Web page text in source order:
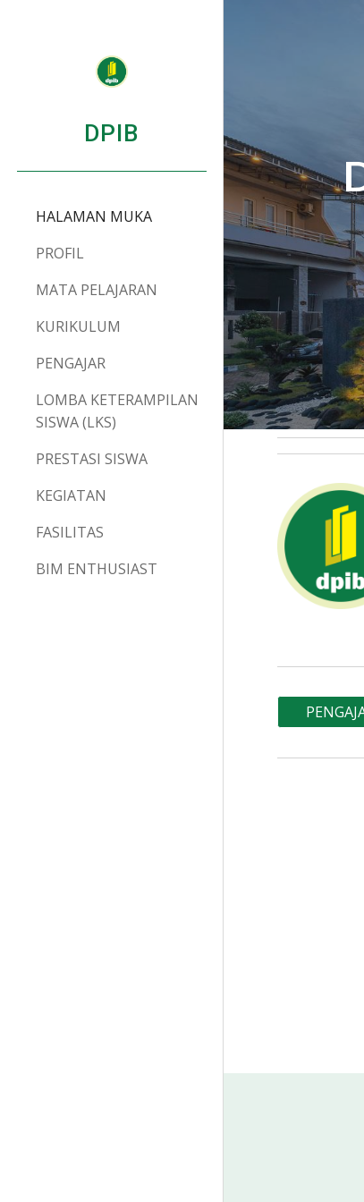
DPIB
HALAMAN MUKA
PROFIL
MATA PELAJARAN
KURIKULUM
PENGAJAR
LOMBA KETERAMPILAN
SISWA (LKS)
PRESTASI SISWA
KEGIATAN
FASILITAS
BIM ENTHUSIAST